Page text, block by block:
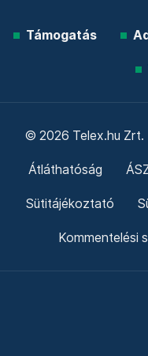
Támogatás
© 2026 Telex.hu Zrt.
Átláthatóság
Sütitájékoztató
Kommentelési